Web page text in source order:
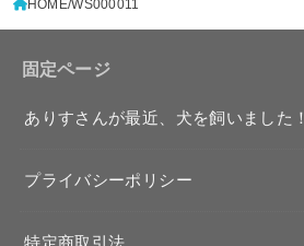
HOME WS000011
固定ページ
ありすさんが最近、犬を飼いました！
プライバシーポリシー